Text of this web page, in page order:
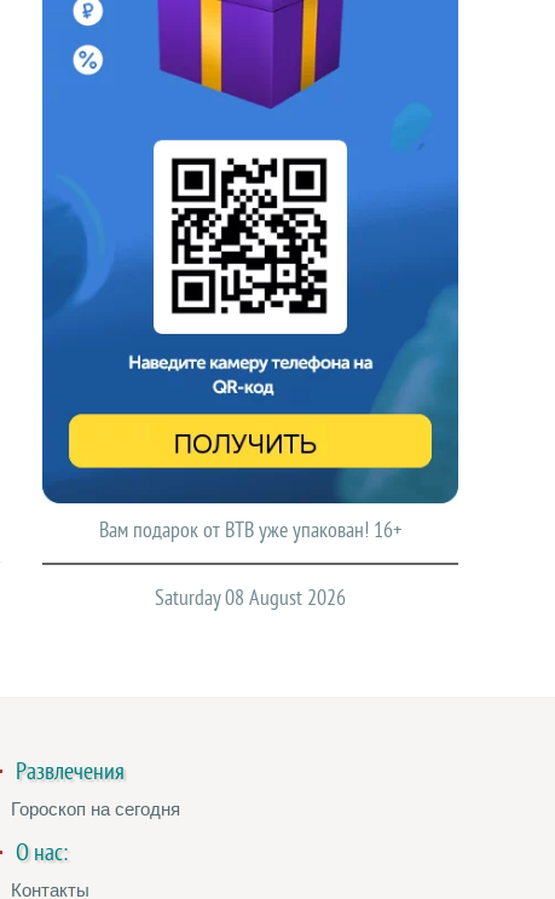
Вам подарок от ВТВ уже упакован! 16+
Saturday 08 August 2026
Развлечения
Гороскоп на сегодня
О нас:
Контакты